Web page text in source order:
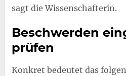
sagt die Wissenschafterin.
Beschwerden
prüfen
Konkret bedeutet das